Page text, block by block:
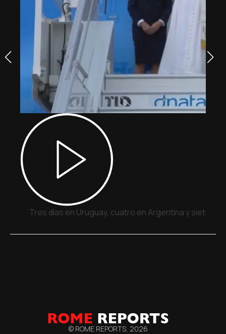
Tres días en Uruguay, cuatro en Argentina y siete
© ROME REPORTS, 2026